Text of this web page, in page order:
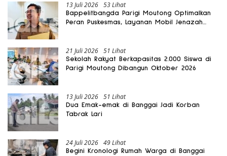
13 Juli 2026 53 Lihat
Bappelitbangda Parigi Moutong Optimalkan
Peran Puskesmas, Layanan Mobil Jenazah
21 Juli 2026 51 Lihat
Sekolah Rakyat Berkapasitas 2.000 Siswa di
Parigi Moutong Dibangun Oktober 2026
13 Juli 2026 51 Lihat
Dua Emak-emak di Banggai Jadi Korban
Tabrak Lari
24 Juli 2026 49 Lihat
Begini Kronologi Rumah Warga di Banggai